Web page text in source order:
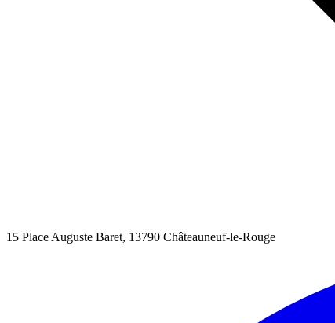
15 Place Auguste Baret, 13790 Châteauneuf-le-Rouge